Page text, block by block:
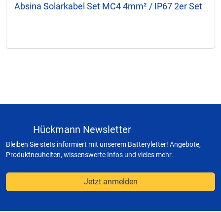
Absina Solarkabel Set MC4 4mm² / IP67 2er Set
Hückmann Newsletter
Bleiben Sie stets informiert mit unserem Batteryletter! Angebote,
Produktneuheiten, wissenswerte Infos und vieles mehr.
Jetzt anmelden